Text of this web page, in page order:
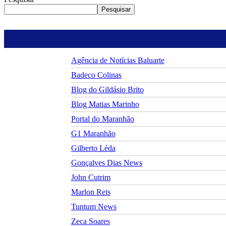
Pesquisar
Agência de Notícias Baluarte
Badeco Colinas
Blog do Gildásio Brito
Blog Matias Marinho
Portal do Maranhão
G1 Maranhão
Gilberto Léda
Gonçalves Dias News
John Cutrim
Marlon Reis
Tuntum News
Zeca Soares